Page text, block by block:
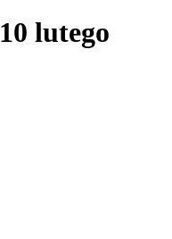
10 lutego